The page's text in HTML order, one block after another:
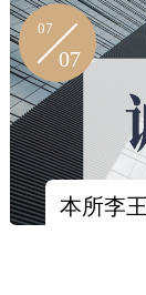
07
07
本所李